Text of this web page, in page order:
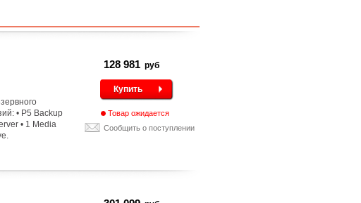
• P5 Backup
• 1 Media
128 981 руб
Купить
Товар ожидается
Сообщить о поступлении